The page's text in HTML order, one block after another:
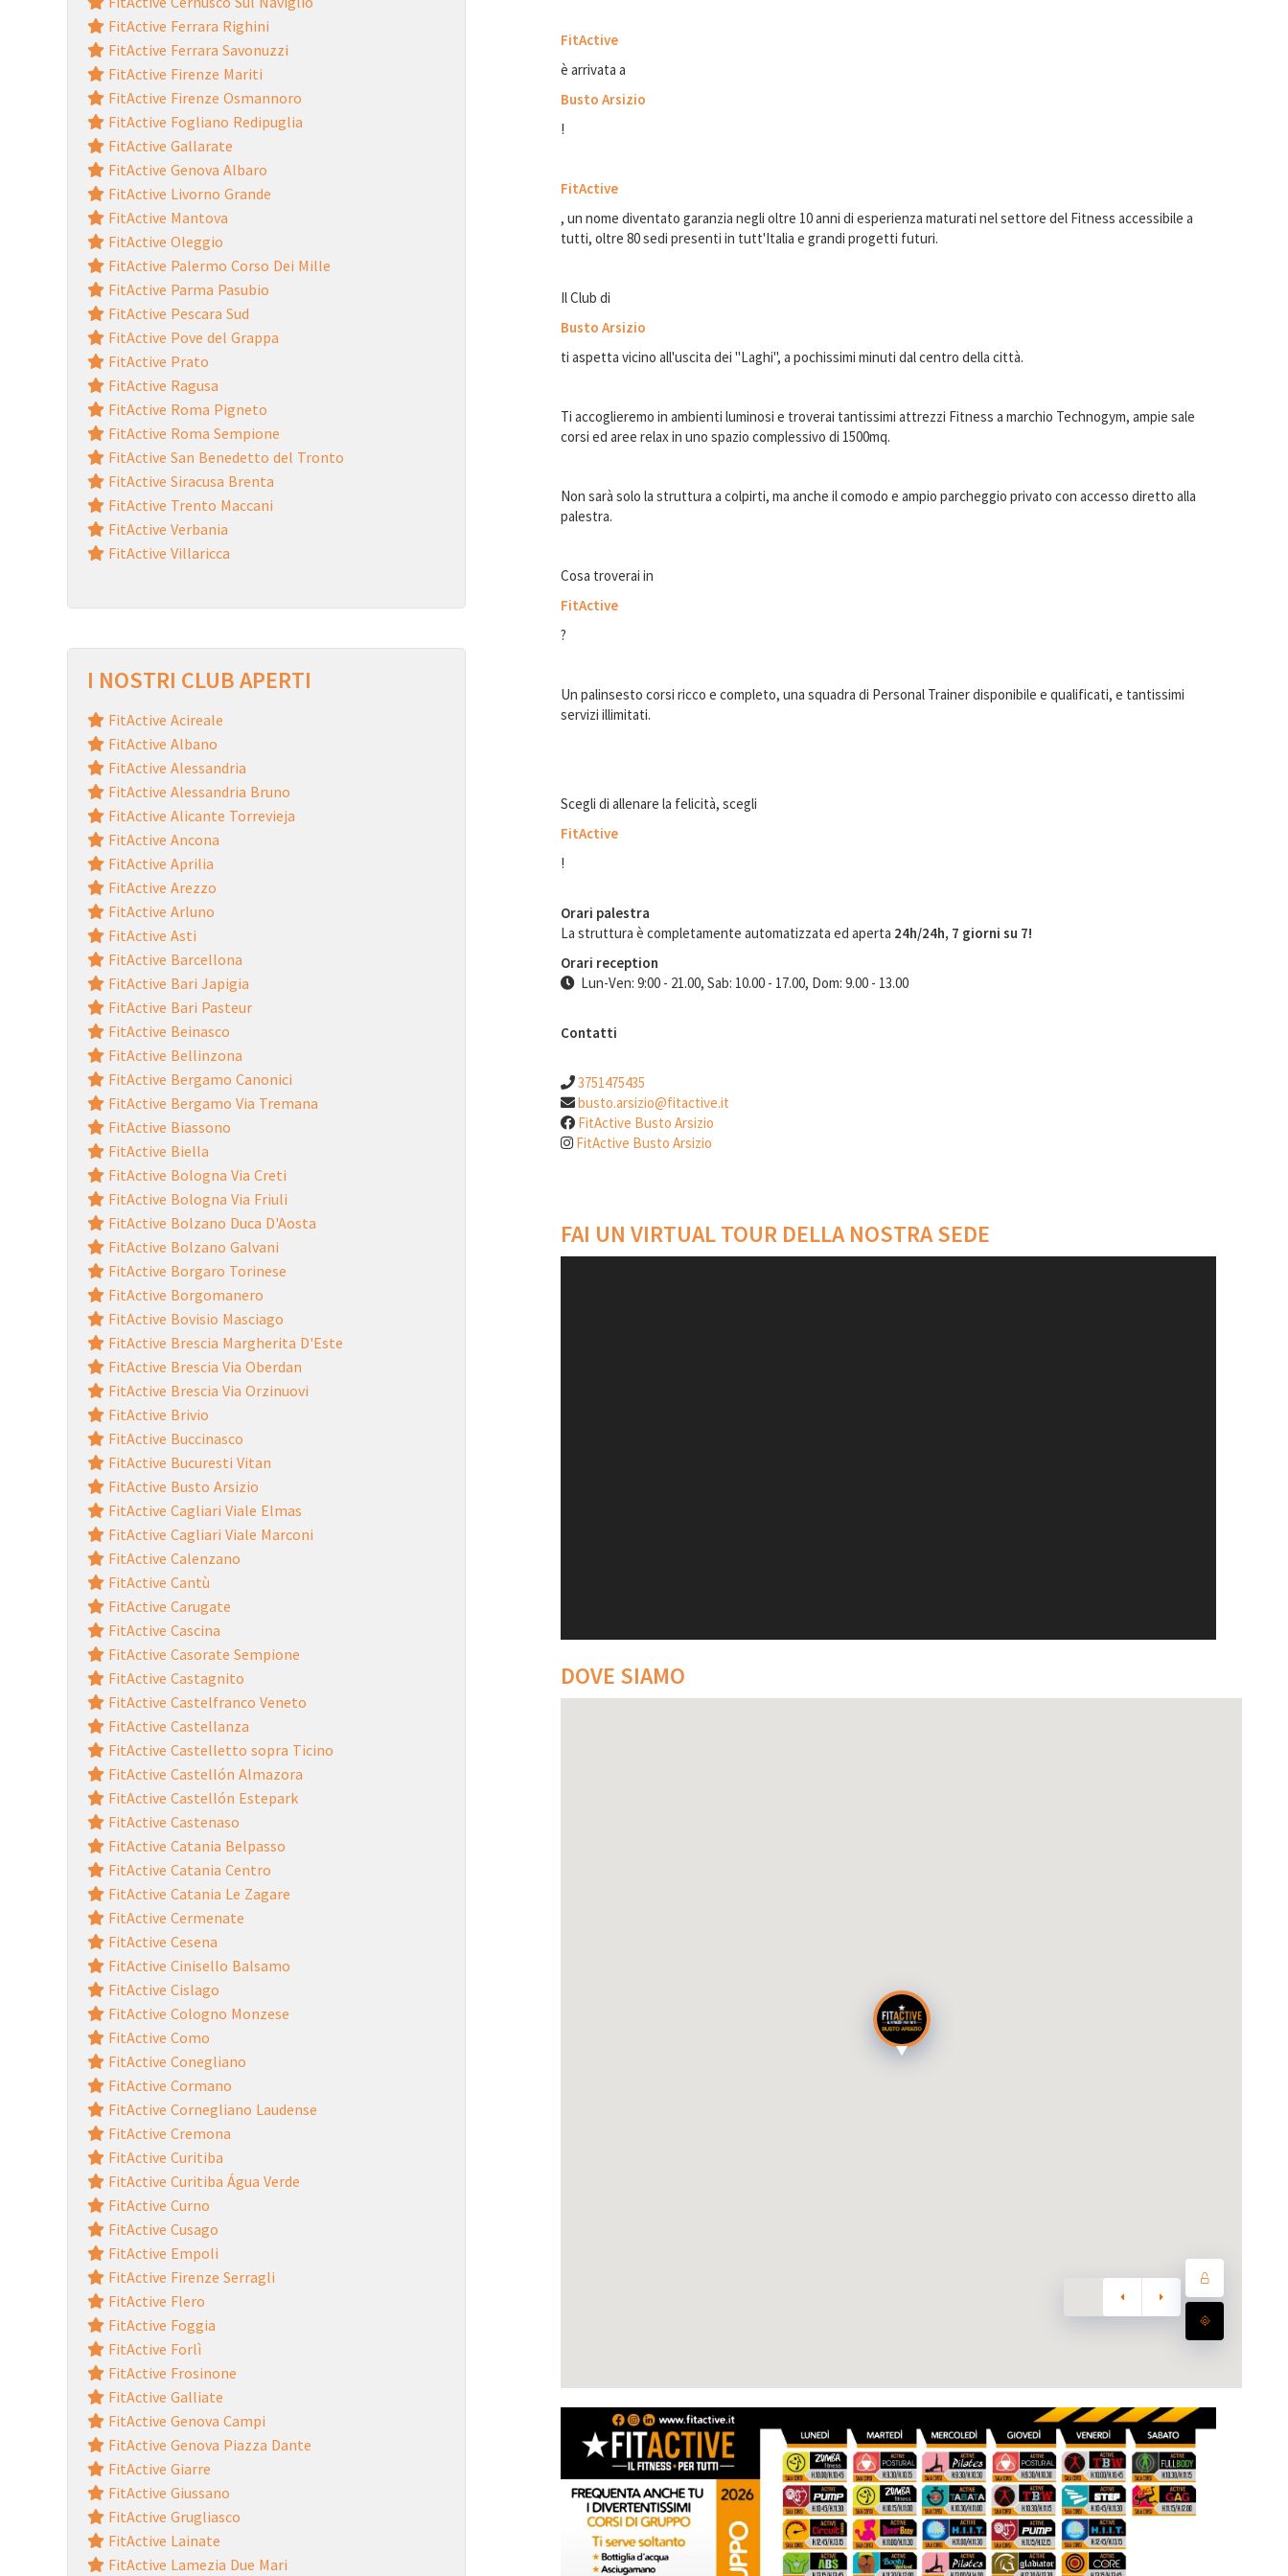
FitActive Ferrara Righini
FitActive Ferrara Savonuzzi
FitActive Firenze Mariti
FitActive Firenze Osmannoro
FitActive Fogliano Redipuglia
FitActive Gallarate
FitActive Genova Albaro
FitActive Livorno Grande
FitActive Mantova
FitActive Oleggio
FitActive Palermo Corso Dei Mille
FitActive Parma Pasubio
FitActive Pescara Sud
FitActive Pove del Grappa
FitActive Prato
FitActive Ragusa
FitActive Roma Pigneto
FitActive Roma Sempione
FitActive San Benedetto del Tronto
FitActive Siracusa Brenta
FitActive Trento Maccani
FitActive Verbania
FitActive Villaricca
I NOSTRI CLUB APERTI
FitActive Acireale
FitActive Albano
FitActive Alessandria
FitActive Alessandria Bruno
FitActive Alicante Torrevieja
FitActive Ancona
FitActive Aprilia
FitActive Arezzo
FitActive Arluno
FitActive Asti
FitActive Barcellona
FitActive Bari Japigia
FitActive Bari Pasteur
FitActive Beinasco
FitActive Bellinzona
FitActive Bergamo Canonici
FitActive Bergamo Via Tremana
FitActive Biassono
FitActive Biella
FitActive Bologna Via Creti
FitActive Bologna Via Friuli
FitActive Bolzano Duca D'Aosta
FitActive Bolzano Galvani
FitActive Borgaro Torinese
FitActive Borgomanero
FitActive Bovisio Masciago
FitActive Brescia Margherita D'Este
FitActive Brescia Via Oberdan
FitActive Brescia Via Orzinuovi
FitActive Brivio
FitActive Buccinasco
FitActive Bucuresti Vitan
FitActive Busto Arsizio
FitActive Cagliari Viale Elmas
FitActive Cagliari Viale Marconi
FitActive Calenzano
FitActive Cantù
FitActive Carugate
FitActive Cascina
FitActive Casorate Sempione
FitActive Castagnito
FitActive Castelfranco Veneto
FitActive Castellanza
FitActive Castelletto sopra Ticino
FitActive Castellón Almazora
FitActive Castellón Estepark
FitActive Castenaso
FitActive Catania Belpasso
FitActive Catania Centro
FitActive Catania Le Zagare
FitActive Cermenate
FitActive Cesena
FitActive Cinisello Balsamo
FitActive Cislago
FitActive Cologno Monzese
FitActive Como
FitActive Conegliano
FitActive Cormano
FitActive Cornegliano Laudense
FitActive Cremona
FitActive Curitiba
FitActive Curitiba Água Verde
FitActive Curno
FitActive Cusago
FitActive Empoli
FitActive Firenze Serragli
FitActive Flero
FitActive Foggia
FitActive Forlì
FitActive Frosinone
FitActive Galliate
FitActive Genova Campi
FitActive Genova Piazza Dante
FitActive Giarre
FitActive Giussano
FitActive Grugliasco
FitActive Lainate
FitActive Lamezia Due Mari
FitActive
è arrivata a
Busto Arsizio
!
FitActive
, un nome diventato garanzia negli oltre 10 anni di esperienza maturati nel settore del Fitness accessibile a
tutti, oltre 80 sedi presenti in tutt'Italia e grandi progetti futuri.
Il Club di
Busto Arsizio
ti aspetta vicino all'uscita dei "Laghi", a pochissimi minuti dal centro della città.
Ti accoglieremo in ambienti luminosi e troverai tantissimi attrezzi Fitness a marchio Technogym, ampie sale
corsi ed aree relax in uno spazio complessivo di 1500mq.
Non sarà solo la struttura a colpirti, ma anche il comodo e ampio parcheggio privato con accesso diretto alla
palestra.
Cosa troverai in
FitActive
?
Un palinsesto corsi ricco e completo, una squadra di Personal Trainer disponibile e qualificati, e tantissimi
servizi illimitati.
Scegli di allenare la felicità, scegli
FitActive
!
Orari palestra
La struttura è completamente automatizzata ed aperta 24h/24h, 7 giorni su 7!
Orari reception
Lun-Ven: 9:00 - 21.00, Sab: 10.00 - 17.00, Dom: 9.00 - 13.00
Contatti
3751475435
busto.arsizio@fitactive.it
FitActive Busto Arsizio
FitActive Busto Arsizio
FAI UN VIRTUAL TOUR DELLA NOSTRA SEDE
DOVE SIAMO